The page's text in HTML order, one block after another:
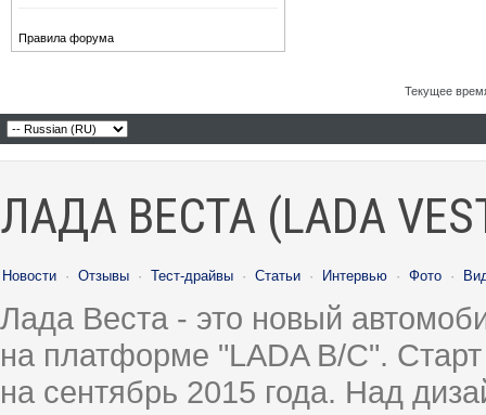
Правила форума
Текущее
ЛАДА ВЕСТА (LADA
Новости · Отзывы · Тест-драйвы · Статьи · Интервью · Фото ·
Лада Веста - это новый
на платформе "LADA B/C".
на сентябрь 2015 года. Над